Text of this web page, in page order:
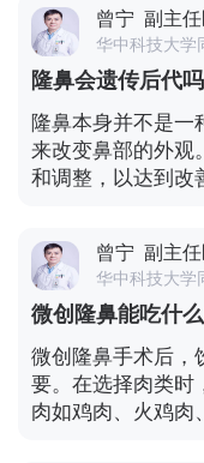
多的意见和信息。
不要仅仅依据图片
预期效果。医生应
化的建议。 - 医生
肪隆鼻方面的经验
操作技巧和丰富的
几点： - 参考多个
的信息，多参考几
势和劣势。 - 查看
前、中、后都要与
己的需求和关切。
的综合考虑，并结
任何手术都存在一
肪隆鼻手术之前，
对鼻部产生了不必
后的恢复。 然而，
手术方式而有所不
鼻部已经稳定，并
果产生负面影响，
戴静电环之前，建
他们可以根据你
造成不便。如果可
法，如使用加湿器
是，在隆鼻手术后
注意保护鼻部，避
好的个人卫生和饮
曾宁 副主
华中科技大学
隆鼻会遗传后代
隆鼻本身并不是一
来改变鼻部的外观
和调整，以达到改
意的是，某些面部
如，鼻部的基本形
响。如果家族中有
继承这些特征。
不意味着一定需要
观念是多种因素的
选择等。 如果对
曾宁 副主
华中科技大学
微创隆鼻能吃什
微创隆鼻手术后，
要。在选择肉类时
肉如鸡肉、火鸡肉